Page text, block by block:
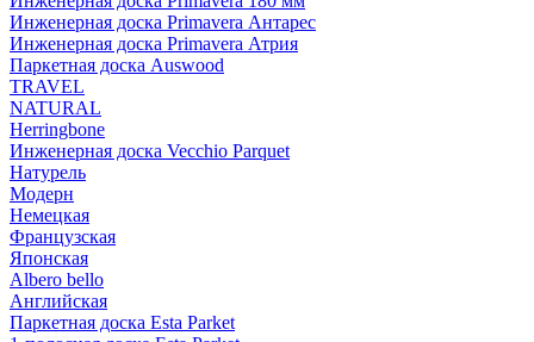
Инженерная доска Primavera Антарес
Инженерная доска Primavera Атрия
Паркетная доска Auswood
TRAVEL
NATURAL
Herringbone
Инженерная доска Vecchio Parquet
Натурель
Модерн
Немецкая
Французская
Японская
Albero bello
Английская
Паркетная доска Esta Parket